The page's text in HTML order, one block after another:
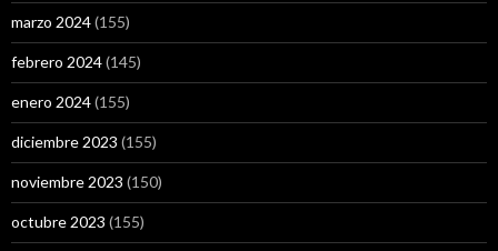
marzo 2024(155)
febrero 2024(145)
enero 2024(155)
diciembre 2023 (155)
noviembre 2023 (150)
octubre 2023 (155)